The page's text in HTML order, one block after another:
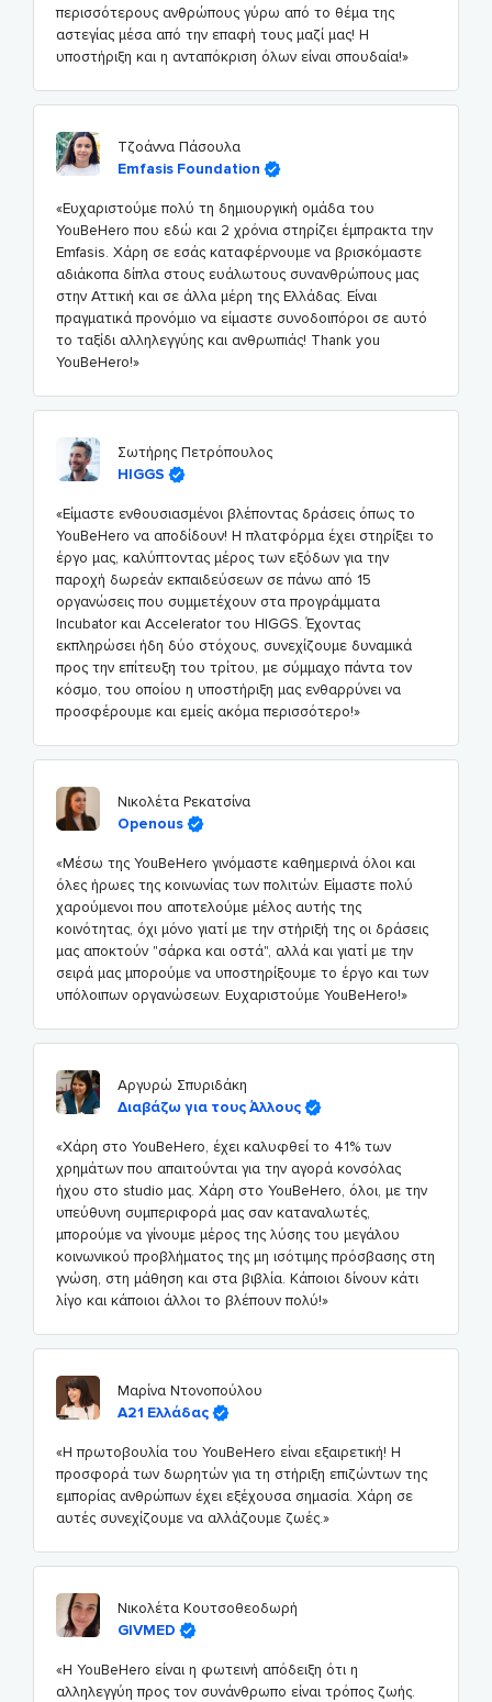
περισσότερους ανθρώπους γύρω από το θέμα της
αστεγίας μέσα από την επαφή τους μαζί μας! Η
υποστήριξη και η ανταπόκριση όλων είναι σπουδαία!»
Τζοάννα Πάσουλα
Emfasis Foundation
«Ευχαριστούμε πολύ τη δημιουργική ομάδα του
YouBeHero που εδώ και 2 χρόνια στηρίζει έμπρακτα την
Emfasis. Χάρη σε εσάς καταφέρνουμε να βρισκόμαστε
αδιάκοπα δίπλα στους ευάλωτους συνανθρώπους μας
στην Αττική και σε άλλα μέρη της Ελλάδας. Είναι
πραγματικά προνόμιο να είμαστε συνοδοιπόροι σε αυτό
το ταξίδι αλληλεγγύης και ανθρωπιάς! Thank you
YouBeHero!»
Σωτήρης Πετρόπουλος
HIGGS
«Είμαστε ενθουσιασμένοι βλέποντας δράσεις όπως το
YouBeHero να αποδίδουν! Η πλατφόρμα έχει στηρίξει το
έργο μας, καλύπτοντας μέρος των εξόδων για την
παροχή δωρεάν εκπαιδεύσεων σε πάνω από 15
οργανώσεις που συμμετέχουν στα προγράμματα
Incubator και Accelerator του HIGGS. Έχοντας
εκπληρώσει ήδη δύο στόχους, συνεχίζουμε δυναμικά
προς την επίτευξη του τρίτου, με σύμμαχο πάντα τον
κόσμο, του οποίου η υποστήριξη μας ενθαρρύνει να
προσφέρουμε και εμείς ακόμα περισσότερο!»
Νικολέτα Ρεκατσίνα
Openous
«Μέσω της YouBeHero γινόμαστε καθημερινά όλοι και
όλες ήρωες της κοινωνίας των πολιτών. Είμαστε πολύ
χαρούμενοι που αποτελούμε μέλος αυτής της
κοινότητας, όχι μόνο γιατί με την στήριξή της οι δράσεις
μας αποκτούν "σάρκα και οστά", αλλά και γιατί με την
σειρά μας μπορούμε να υποστηρίξουμε το έργο και των
υπόλοιπων οργανώσεων. Ευχαριστούμε YouBeHero!»
Αργυρώ Σπυριδάκη
Διαβάζω για τους Άλλους
«Χάρη στο YouBeHero, έχει καλυφθεί το 41% των
χρημάτων που απαιτούνται για την αγορά κονσόλας
ήχου στο studio μας. Χάρη στο YouBeHero, όλοι, με την
υπεύθυνη συμπεριφορά μας σαν καταναλωτές,
μπορούμε να γίνουμε μέρος της λύσης του μεγάλου
κοινωνικού προβλήματος της μη ισότιμης πρόσβασης στη
γνώση, στη μάθηση και στα βιβλία. Κάποιοι δίνουν κάτι
λίγο και κάποιοι άλλοι το βλέπουν πολύ!»
Μαρίνα Ντονοπούλου
Α21 Ελλάδας
«Η πρωτοβουλία του YouBeHero είναι εξαιρετική! Η
προσφορά των δωρητών για τη στήριξη επιζώντων της
εμπορίας ανθρώπων έχει εξέχουσα σημασία. Χάρη σε
αυτές συνεχίζουμε να αλλάζουμε ζωές.»
Νικολέτα Κουτσοθεοδωρή
GIVMED
«Η YouBeHero είναι η φωτεινή απόδειξη ότι η
αλληλεγγύη προς τον συνάνθρωπο είναι τρόπος ζωής.